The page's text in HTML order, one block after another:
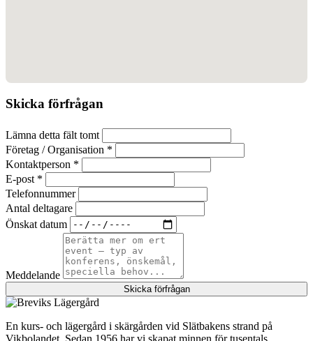
Skicka förfrågan
Lämna detta fält tomt
Företag / Organisation *
Kontaktperson *
E-post *
Telefonnummer
Antal deltagare
Önskat datum
Meddelande
Skicka förfrågan
En kurs- och lägergård i skärgården vid Slätbakens strand på
Vikbolandet. Sedan 1956 har vi skapat minnen för tusentals